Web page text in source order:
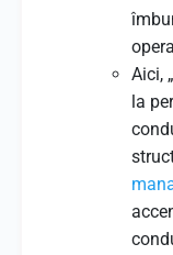
Aici,
la